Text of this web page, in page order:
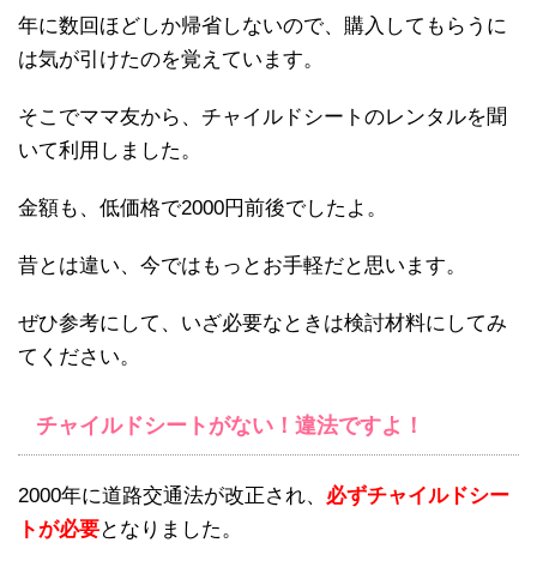
年に数回ほどしか帰省しないので、購入してもらうに
は気が引けたのを覚えています。
そこでママ友から、チャイルドシートのレンタルを聞
いて利用しました。
金額も、低価格で2000円前後でしたよ。
昔とは違い、今ではもっとお手軽だと思います。
ぜひ参考にして、いざ必要なときは検討材料にしてみ
てください。
チャイルドシートがない！違法ですよ！
2000年に道路交通法が改正され、 必ずチャイルドシー
トが必要となりました。